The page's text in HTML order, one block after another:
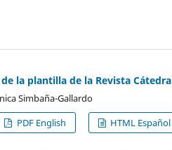
la plantilla de la Revista Cátedra
Simbaña-Gallardo
PDF English HTML Español